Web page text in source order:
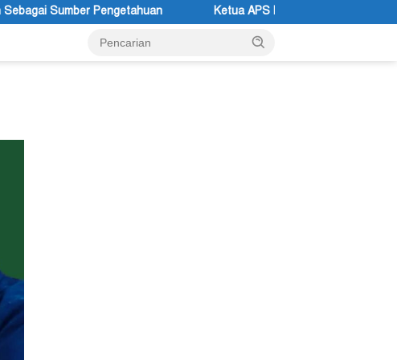
Ketua APS Papua Pegunungan Sonni Lokobal: Kalau Mau KPK